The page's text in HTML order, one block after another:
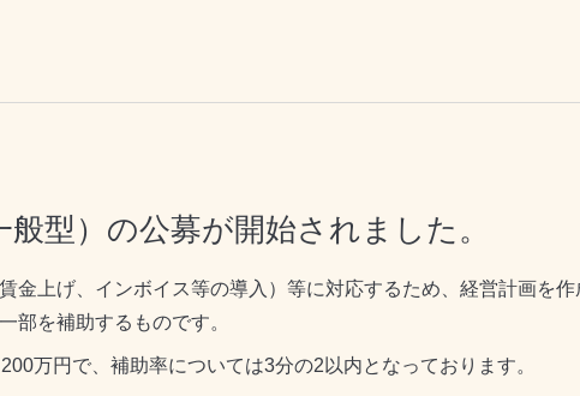
型）の公募が開始されました。
金上げ、インボイス等の導入）等に対応するため、経営計画を
部を補助するものです。
万円で、補助率については3分の2以内となっております。